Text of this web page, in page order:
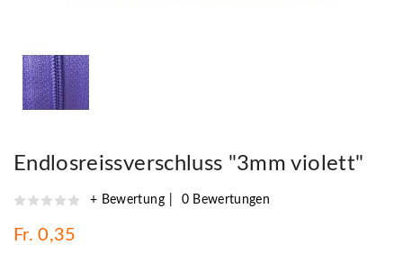
Endlosreissverschluss "3mm violett"
+ Bewertung 0 Bewertungen
Fr. 0,35